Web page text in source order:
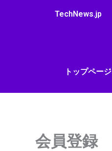
TechNews.jp
トップページ
会員登録